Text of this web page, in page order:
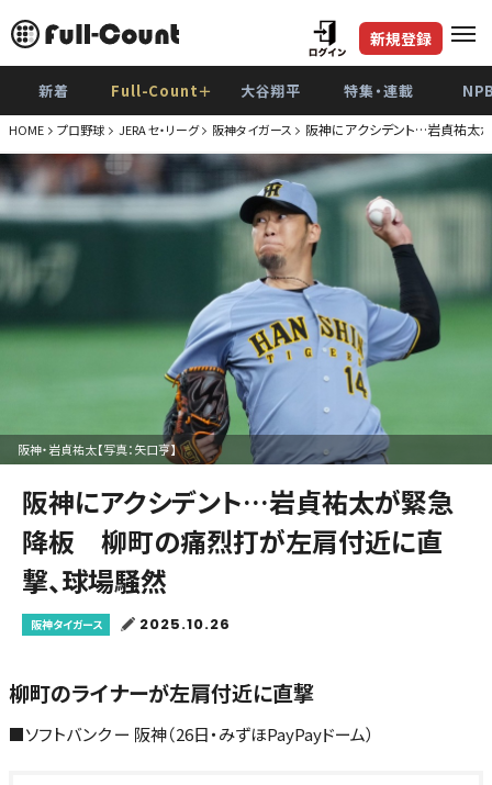
新規登録
新着 Full-Count＋ 大谷翔平 特集・連載
HOME プロ野球 JERA セ・リーグ 阪神タイガース 阪神にアクシデント…岩貞祐太
阪神・岩貞祐太【写真：矢口亨】
阪神にアクシデント…岩貞祐太が緊急
降板 柳町の痛烈打が左肩付近に直
撃、球場騒然
阪神タイガース 2025.10.26
柳町のライナーが左肩付近に直撃
■ソフトバンク ー 阪神（26日・みずほPayPayドーム）